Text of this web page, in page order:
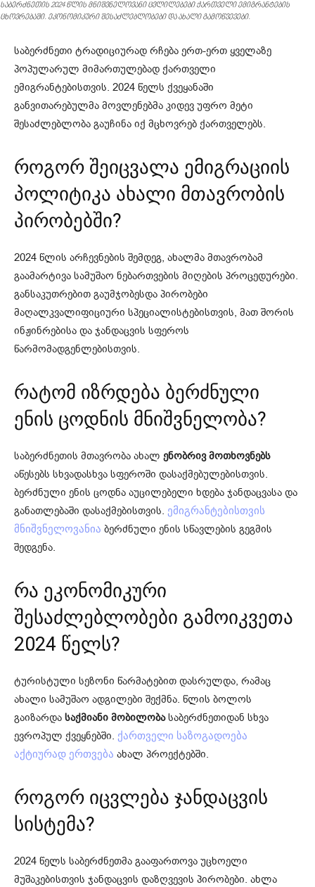
საბერძნეთის 2024 წლის მნიშვნელოვანი ცვლილებები ქართველი ემიგრანტების
ცხოვრებაში. ეკონომიკური შესაძლებლობები და ახალი გამოწვევები.
საბერძნეთი ტრადიციურად რჩება ერთ-ერთ ყველაზე
პოპულარულ მიმართულებად ქართველი
ემიგრანტებისთვის. 2024 წელს ქვეყანაში
განვითარებულმა მოვლენებმა კიდევ უფრო მეტი
შესაძლებლობა გაუჩინა იქ მცხოვრებ ქართველებს.
როგორ შეიცვალა ემიგრაციის
პოლიტიკა ახალი მთავრობის
პირობებში?
2024 წლის არჩევნების შემდეგ, ახალმა მთავრობამ
გაამარტივა სამუშაო ნებართვების მიღების პროცედურები.
განსაკუთრებით გაუმჯობესდა პირობები
მაღალკვალიფიციური სპეციალისტებისთვის, მათ შორის
ინჟინრებისა და ჯანდაცვის სფეროს
წარმომადგენლებისთვის.
რატომ იზრდება ბერძნული
ენის ცოდნის მნიშვნელობა?
საბერძნეთის მთავრობა ახალ ენობრივ მოთხოვნებს
აწესებს სხვადასხვა სფეროში დასაქმებულებისთვის.
ბერძნული ენის ცოდნა აუცილებელი ხდება ჯანდაცვასა და
განათლებაში დასაქმებისთვის. ემიგრანტებისთვის
მნიშვნელოვანია ბერძნული ენის სწავლების გეგმის
შედგენა.
რა ეკონომიკური
შესაძლებლობები გამოიკვეთა
2024 წელს?
ტურისტული სეზონი წარმატებით დასრულდა, რამაც
ახალი სამუშაო ადგილები შექმნა. წლის ბოლოს
გაიზარდა საქმიანი მობილობასაბერძნეთიდან სხვა
ევროპულ ქვეყნებში. ქართველი საზოგადოება
აქტიურად ერთვება ახალ პროექტებში.
როგორ იცვლება ჯანდაცვის
სისტემა?
2024 წელს საბერძნეთმა გააფართოვა უცხოელი
მუშაკებისთვის ჯანდაცვის დაზღვევის პირობები. ახლა